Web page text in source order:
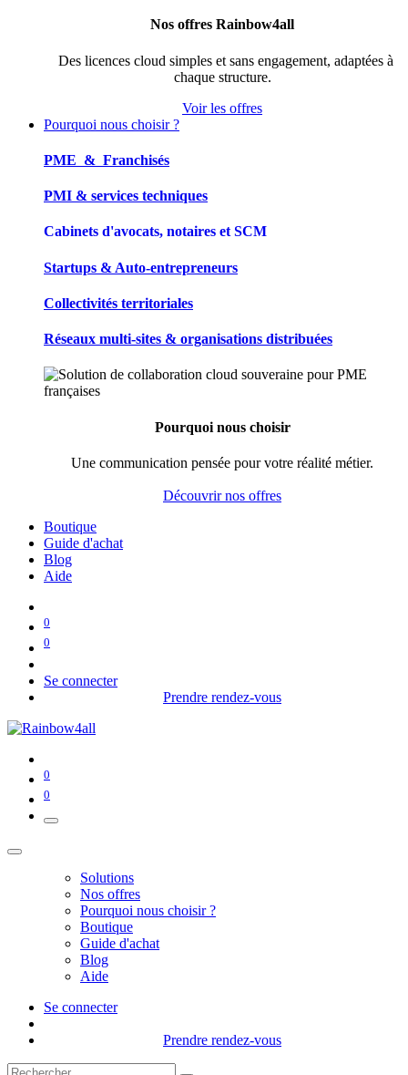
Nos offres Rainbow4all
Des licences cloud simples et sans engagement, adaptées à
chaque structure.
Voir les offres
Pourquoi nous choisir ?
PME & Franchisés
PMI & services techniques
Cabinets d'avocats, notaires et SCM
Startups & Auto-entrepreneurs
Collectivités territoriales
Réseaux multi-sites & organisations distribuées
Pourquoi nous choisir
Une communication pensée pour votre réalité métier.
Découvrir nos offres
Boutique
Guide d'achat
Blog
Aide
0
0
Se connecter
Prendre rendez-vous
0
0
Solutions
Nos offres
Pourquoi nous choisir ?
Boutique
Guide d'achat
Blog
Aide
Se connecter
Prendre rendez-vous